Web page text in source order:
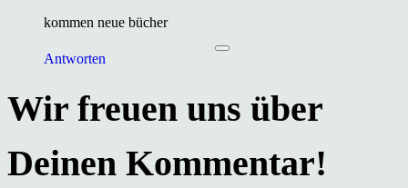
kommen neue bücher
Antworten